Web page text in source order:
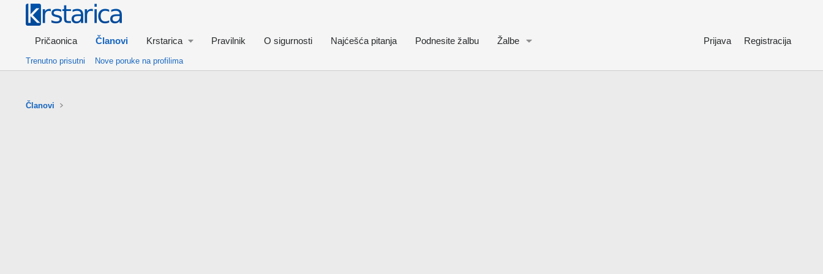
Pričaonica Članovi Krstarica Pravilnik O sigurnosti Najćešća pitanja Podnesite žalbu Žalbe Prijava Registracija
Trenutno prisutni Nove poruke na profilima
Članovi